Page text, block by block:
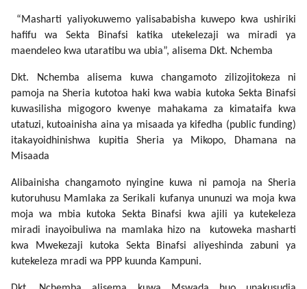
“Masharti yaliyokuwemo yalisababisha kuwepo kwa ushiriki
hafifu wa Sekta Binafsi katika utekelezaji wa miradi ya
maendeleo kwa utaratibu wa ubia”, alisema Dkt. Nchemba
Dkt. Nchemba alisema kuwa changamoto zilizojitokeza ni
pamoja na Sheria kutotoa haki kwa wabia kutoka Sekta Binafsi
kuwasilisha migogoro kwenye mahakama za kimataifa kwa
utatuzi, kutoainisha aina ya misaada ya kifedha (public funding)
itakayoidhinishwa kupitia Sheria ya Mikopo, Dhamana na
Misaada
Alibainisha changamoto nyingine kuwa ni pamoja na Sheria
kutoruhusu Mamlaka za Serikali kufanya ununuzi wa moja kwa
moja wa mbia kutoka Sekta Binafsi kwa ajili ya kutekeleza
miradi inayoibuliwa na mamlaka hizo na kutoweka masharti
kwa Mwekezaji kutoka Sekta Binafsi aliyeshinda zabuni ya
kutekeleza mradi wa PPP kuunda Kampuni.